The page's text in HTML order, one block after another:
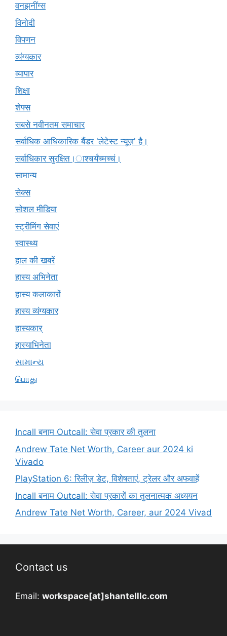
वनझनींग्स
विनोदी
विपणन
व्यंग्यकार
व्यापार
शिक्षा
शेफ्स
सबसे नवीनतम समाचार
सर्वाधिक आधिकारिक बैंडर 'लेटेस्ट न्यूज़' है।
सर्वाधिकार सुरक्षित।ाश्चर्यंच्मच्चं।
सामान्य
सेक्स
सोशल मीडिया
स्ट्रीमिंग सेवाएं
स्वास्थ्य
हाल की खबरें
हास्य अभिनेता
हास्य कलाकारों
हास्य व्यंग्यकार
हास्यकार्
हास्याभिनेता
સામાન્ય
பொது
Incall बनाम Outcall: सेवा प्रकार की तुलना
Andrew Tate Net Worth, Career aur 2024 ki
Vivado
PlayStation 6: रिलीज़ डेट, विशेषताएं, ट्रेलर और अफवाहें
Incall बनाम Outcall: सेवा प्रकारों का तुलनात्मक अध्ययन
Andrew Tate Net Worth, Career, aur 2024 Vivad
Contact us
Email: workspace[at]shantelllc.com